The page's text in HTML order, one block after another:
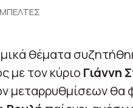
θέματα
με τον κύριο Γιάννη
μεταρρυθμίσεων θα